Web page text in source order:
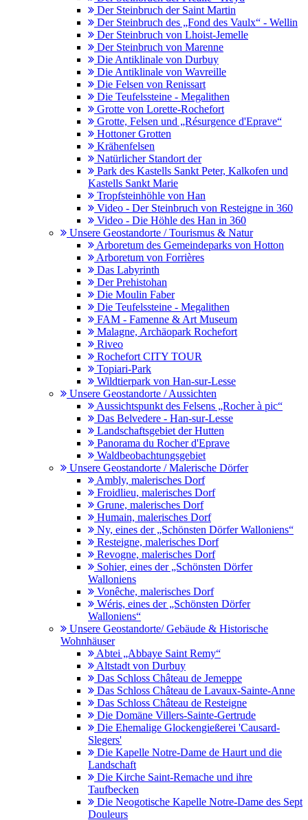
Der Steinbruch der Saint Martin
Der Steinbruch des „Fond des Vaulx“ - Wellin
Der Steinbruch von Lhoist-Jemelle
Der Steinbruch von Marenne
Die Antiklinale von Durbuy
Die Antiklinale von Wavreille
Die Felsen von Renissart
Die Teufelssteine - Megalithen
Grotte von Lorette-Rochefort
Grotte, Felsen und „Résurgence d'Eprave“
Hottoner Grotten
Krähenfelsen
Natürlicher Standort der
Park des Kastells Sankt Peter, Kalkofen und
Kastells Sankt Marie
Tropfsteinhöhle von Han
Video - Der Steinbruch von Resteigne in 360
Video - Die Höhle des Han in 360
Unsere Geostandorte / Tourismus & Natur
Arboretum des Gemeindeparks von Hotton
Arboretum von Forrières
Das Labyrinth
Der Prehistohan
Die Moulin Faber
Die Teufelssteine - Megalithen
FAM - Famenne & Art Museum
Malagne, Archäopark Rochefort
Riveo
Rochefort CITY TOUR
Topiari-Park
Wildtierpark von Han-sur-Lesse
Unsere Geostandorte / Aussichten
Aussichtspunkt des Felsens „Rocher à pic“
Das Belvedere - Han-sur-Lesse
Landschaftsgebiet der Hutten
Panorama du Rocher d'Eprave
Waldbeobachtungsgebiet
Unsere Geostandorte / Malerische Dörfer
Ambly, malerisches Dorf
Froidlieu, malerisches Dorf
Grune, malerisches Dorf
Humain, malerisches Dorf
Ny, eines der „Schönsten Dörfer Walloniens“
Resteigne, malerisches Dorf
Revogne, malerisches Dorf
Sohier, eines der „Schönsten Dörfer
Walloniens
Vonêche, malerisches Dorf
Wéris, eines der „Schönsten Dörfer
Walloniens“
Unsere Geostandorte/ Gebäude & Historische
Wohnhäuser
Abtei „Abbaye Saint Remy“
Altstadt von Durbuy
Das Schloss Château de Jemeppe
Das Schloss Château de Lavaux-Sainte-Anne
Das Schloss Château de Resteigne
Die Domäne Villers-Sainte-Gertrude
Die Ehemalige Glockengießerei 'Causard-
Slegers'
Die Kapelle Notre-Dame de Haurt und die
Landschaft
Die Kirche Saint-Remache und ihre
Taufbecken
Die Neogotische Kapelle Notre-Dame des Sept
Douleurs